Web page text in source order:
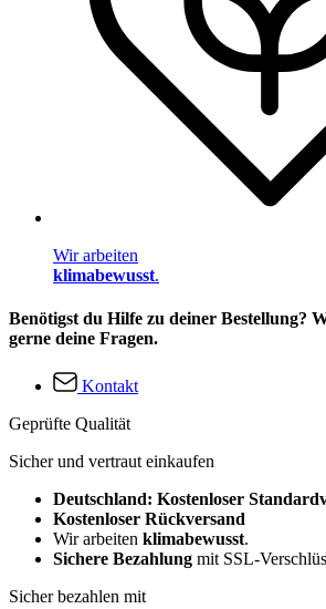
Wir arbeiten
klimabewusst.
Benötigst du Hilfe zu deiner Bestellung?
gerne deine Fragen.
Kontakt
Geprüfte Qualität
Sicher und vertraut einkaufen
Deutschland: Kostenloser
Kostenloser Rückversand
Wir arbeiten klimabewusst.
Sichere Bezahlung mit SSL-
Sicher bezahlen mit